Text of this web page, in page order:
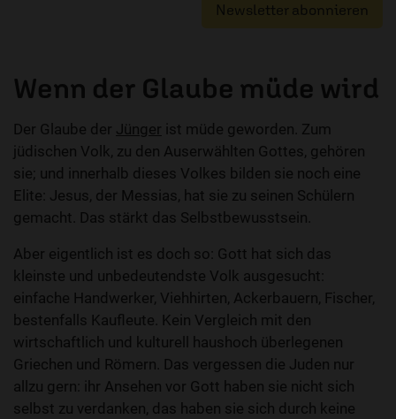
Newsletter abonnieren
Wenn der Glaube müde wird
Der Glaube der Jünger ist müde geworden. Zum
jüdischen Volk, zu den Auserwählten Gottes, gehören
sie; und innerhalb dieses Volkes bilden sie noch eine
Elite: Jesus, der Messias, hat sie zu seinen Schülern
gemacht. Das stärkt das Selbstbewusstsein.
Aber eigentlich ist es doch so: Gott hat sich das
kleinste und unbedeutendste Volk ausgesucht:
einfache Handwerker, Viehhirten, Ackerbauern, Fischer,
bestenfalls Kaufleute. Kein Vergleich mit den
wirtschaftlich und kulturell haushoch überlegenen
Griechen und Römern. Das vergessen die Juden nur
allzu gern: ihr Ansehen vor Gott haben sie nicht sich
selbst zu verdanken, das haben sie sich durch keine